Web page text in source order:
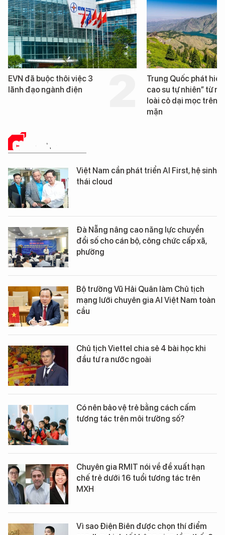
Trung Quốc phát hiện “mỏ
cao su tự nhiên” từ một
Loạt dự án bất động
Đà Nẵng sắp bị kiểm
CHUYỂN ĐỔI SỐ
Việt Nam cần phát triển AI First, hệ sinh
thái cloud
Đà Nẵng nâng cao năng lực chuyển
đổi số cho cán bộ, công chức cấp xã,
phường
Bộ trưởng Vũ Hải Quân làm Chủ tịch
mạng lưới chuyên gia AI Việt Nam toàn
cầu
Chủ tịch Viettel chia sẻ 4 bài học khi
đầu tư ra nước ngoài
Có nên bảo vệ trẻ bằng cách cấm
tương tác trên môi trường số?
Chuyên gia RMIT nói về đề xuất hạn
chế trẻ dưới 16 tuổi tương tác trên
MXH
Vì sao Điện Biên được chọn thí điểm